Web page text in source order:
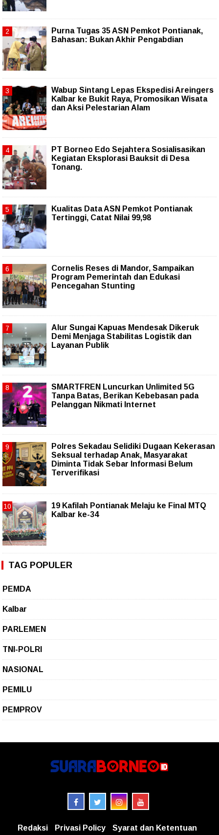
Purna Tugas 35 ASN Pemkot Pontianak,
Bahasan: Bukan Akhir Pengabdian
Wabup Sintang Lepas Ekspedisi Areingers
Kalbar ke Bukit Raya, Promosikan Wisata
dan Aksi Pelestarian Alam
PT Borneo Edo Sejahtera Sosialisasikan
Kegiatan Eksplorasi Bauksit di Desa
Tonang.
Kualitas Data ASN Pemkot Pontianak
Tertinggi, Catat Nilai 99,98
Cornelis Reses di Mandor, Sampaikan
Program Pemerintah dan Edukasi
Pencegahan Stunting
Alur Sungai Kapuas Mendesak Dikeruk
Demi Menjaga Stabilitas Logistik dan
Layanan Publik
SMARTFREN Luncurkan Unlimited 5G
Tanpa Batas, Berikan Kebebasan pada
Pelanggan Nikmati Internet
Polres Sekadau Selidiki Dugaan Kekerasan
Seksual terhadap Anak, Masyarakat
Diminta Tidak Sebar Informasi Belum
Terverifikasi
19 Kafilah Pontianak Melaju ke Final MTQ
Kalbar ke-34
TAG POPULER
PEMDA
Kalbar
PARLEMEN
TNI-POLRI
NASIONAL
PEMILU
PEMPROV
Redaksi Privasi Policy Syarat dan Ketentuan